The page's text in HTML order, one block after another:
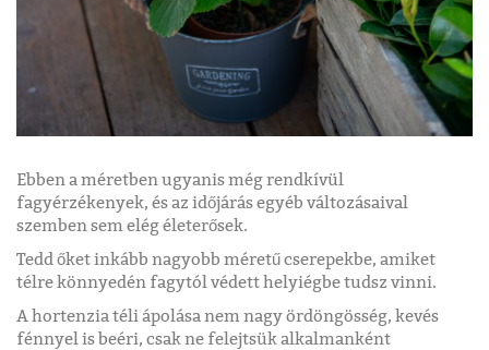
Ebben a méretben ugyanis még rendkívül
fagyérzékenyek, és az időjárás egyéb változásaival
szemben sem elég életerősek.
Tedd őket inkább nagyobb méretű cserepekbe, amiket
télre könnyedén fagytól védett helyiégbe tudsz vinni.
A hortenzia téli ápolása nem nagy ördöngösség, kevés
fénnyel is beéri, csak ne felejtsük alkalmanként